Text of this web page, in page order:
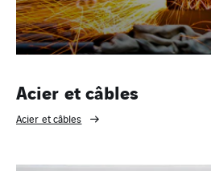
Acier et câbles
Acier et câbles